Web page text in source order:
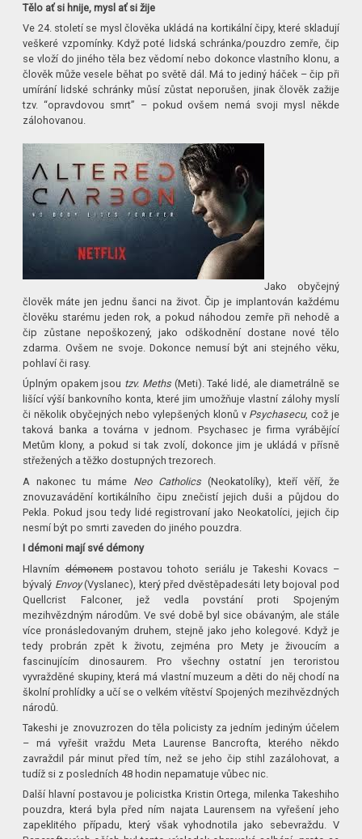
Tělo ať si hnije, mysl ať si žije
Ve 24. století se mysl člověka ukládá na kortikální čipy, které skladují
veškeré vzpomínky. Když poté lidská schránka/pouzdro zemře, čip
se vloží do jiného těla bez vědomí nebo dokonce vlastního klonu, a
člověk může vesele běhat po světě dál. Má to jediný háček – čip při
umírání lidské schránky můsí zůstat neporušen, jinak člověk zažije
tzv. “opravdovou smrt” – pokud ovšem nemá svoji mysl někde
zálohovanou.
Jako obyčejný
člověk máte jen jednu šanci na život. Čip je implantován každému
člověku starému jeden rok, a pokud náhodou zemře při nehodě a
čip zůstane nepoškozený, jako odškodnění dostane nové tělo
zdarma. Ovšem ne svoje. Dokonce nemusí být ani stejného věku,
pohlaví či rasy.
Úplným opakem jsou tzv. Meths (Meti). Také lidé, ale diametrálně se
lišící výší bankovního konta, které jim umožňuje vlastní zálohy myslí
či několik obyčejných nebo vylepšených klonů v Psychasecu, což je
taková banka a továrna v jednom. Psychasec je firma vyrábějící
Metům klony, a pokud si tak zvolí, dokonce jim je ukládá v přísně
střežených a těžko dostupných trezorech.
A nakonec tu máme Neo Catholics (Neokatolíky), kteří věří, že
znovuzavádění kortikálního čipu znečistí jejich duši a půjdou do
Pekla. Pokud jsou tedy lidé registrovaní jako Neokatolíci, jejich čip
nesmí být po smrti zaveden do jiného pouzdra.
I démoni mají své démony
Hlavnímdémonempostavou tohoto seriálu je Takeshi Kovacs –
bývalý Envoy(Vyslanec), který před dvěstěpadesáti lety bojoval pod
Quellcrist Falconer, jež vedla povstání proti Spojeným
mezihvězdným národům. Ve své době byl sice obávaným, ale stále
více pronásledovaným druhem, stejně jako jeho kolegové. Když je
tedy probrán zpět k životu, zejména pro Mety je živoucím a
fascinujícím dinosaurem. Pro všechny ostatní jen teroristou
vyvražděné skupiny, která má vlastní muzeum a děti do něj chodí na
školní prohlídky a učí se o velkém vítěství Spojených mezihvězdných
národů.
Takeshi je znovuzrozen do těla policisty za jedním jediným účelem
– má vyřešit vraždu Meta Laurense Bancrofta, kterého někdo
zavraždil pár minut před tím, než se jeho čip stihl zazálohovat, a
tudíž si z posledních 48 hodin nepamatuje vůbec nic.
Další hlavní postavou je policistka Kristin Ortega, milenka Takeshiho
pouzdra, která byla před ním najata Laurensem na vyřešení jeho
zapeklitého případu, který však vyhodnotila jako sebevraždu. V